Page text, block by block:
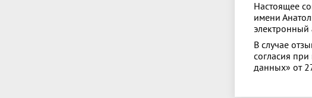
Настоящее
имени
электронный
В случае
согласия
данных» от